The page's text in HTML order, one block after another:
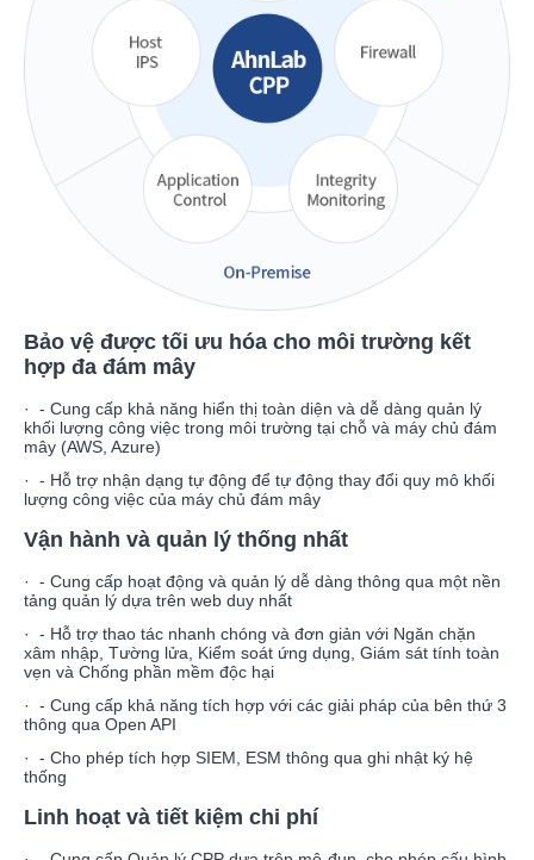
Bảo vệ được tối ưu hóa cho môi trường kết
hợp đa đám mây
· - Cung cấp khả năng hiển thị toàn diện và dễ dàng quản lý
khối lượng công việc trong môi trường tại chỗ và máy chủ đám
mây (AWS, Azure)
· - Hỗ trợ nhận dạng tự động để tự động thay đổi quy mô khối
lượng công việc của máy chủ đám mây
Vận hành và quản lý thống nhất
· - Cung cấp hoạt động và quản lý dễ dàng thông qua một nền
tảng quản lý dựa trên web duy nhất
· - Hỗ trợ thao tác nhanh chóng và đơn giản với Ngăn chặn
xâm nhập, Tường lửa, Kiểm soát ứng dụng, Giám sát tính toàn
vẹn và Chống phần mềm độc hại
· - Cung cấp khả năng tích hợp với các giải pháp của bên thứ 3
thông qua Open API
· - Cho phép tích hợp SIEM, ESM thông qua ghi nhật ký hệ
thống
Linh hoạt và tiết kiệm chi phí